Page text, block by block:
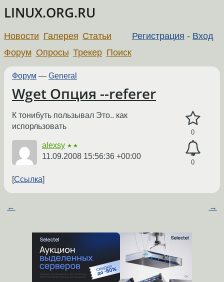
LINUX.ORG.RU
Регистрация - Вход
Новости Галерея Статьи
Форум Опросы Трекер Поиск
Форум — General
Wget Опция --referer
0
0
К тонибуть пользывал Это.. как
испорльзовать
alexsy ★★
11.09.2008 15:56:36 +00:00
Ссылка
← →